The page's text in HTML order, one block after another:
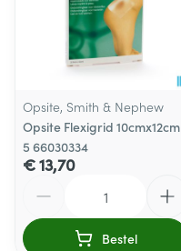
Opsite, Smith & Nephew
Opsite Flexigrid 10cmx12cm
5 66030334
€ 13,70
Bestel